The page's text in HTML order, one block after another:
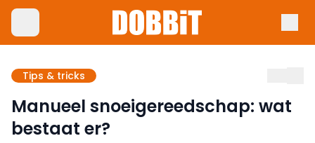
Tips & tricks
Manueel snoeigereedschap: wat
bestaat er?